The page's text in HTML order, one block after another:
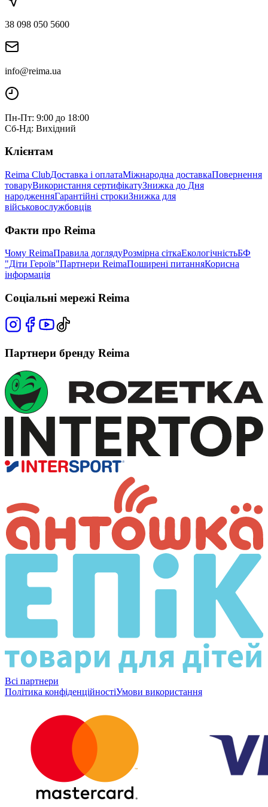
38 098 050 5600
info@reima.ua
Пн-Пт: 9:00 до 18:00
Сб-Нд: Вихідний
Клієнтам
Reima ClubДоставка і оплатаМіжнародна доставкаПовернення
товаруВикористання сертифікатуЗнижка до Дня
народженняГарантійні строкиЗнижка для
військовослужбовців
Факти про Reima
Чому ReimaПравила доглядуРозмірна сіткаЕкологічністьБФ
"Діти Героїв"Партнери ReimaПоширені питанняКорисна
інформація
Соціальні мережі Reima
Партнери бренду Reima
Всі партнери
Політика конфіденційностіУмови використання